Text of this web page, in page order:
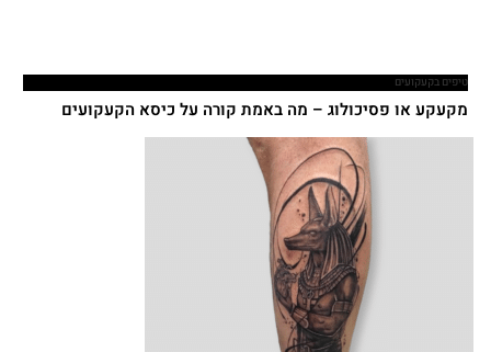
טיפים בקעקועים
מקעקע או פסיכולוג – מה באמת קורה על כיסא הקעקועים